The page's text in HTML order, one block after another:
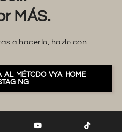
MÁS.
a hacerlo, hazlo con
AL MÉTODO VYA HOME